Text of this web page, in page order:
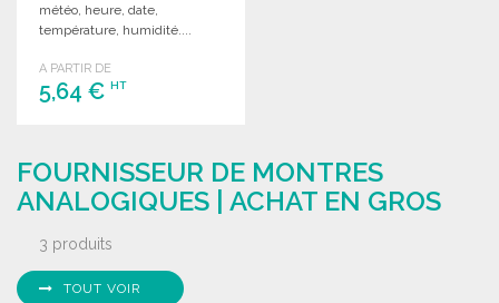
météo, heure, date,
température, humidité....
A PARTIR DE
5,64 € HT
Demander un devis
FOURNISSEUR DE MONTRES
ANALOGIQUES | ACHAT EN GROS
3 produits
TOUT VOIR